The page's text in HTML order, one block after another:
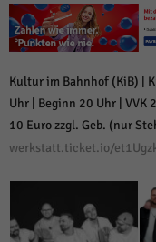
Kultur im Bahnhof (KiB) |
Uhr | Beginn 20 Uhr | VVK
10 Euro zzgl. Geb. (nur
werkstatt.ticket.io/
Marketing-Cookies werden
um personalisierte Werbung
über Websites hinweg
Externe Medien (6)
Inhalte von
standardmäßig blockiert.
mehr.
powered by Borlabs Cookie